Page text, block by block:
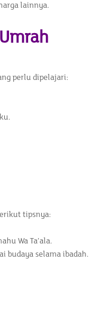
lainnya.
perlu dipelajari:
tipsnya:
Wa Ta’ala.
budaya selama ibadah.